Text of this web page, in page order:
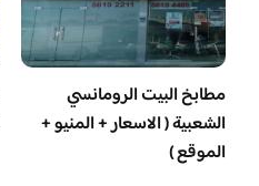
مطابخ البيت الرومانسي
الشعبية ( الاسعار + المنيو +
الموقع )